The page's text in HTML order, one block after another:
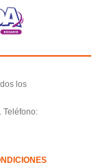
los
Teléfono: